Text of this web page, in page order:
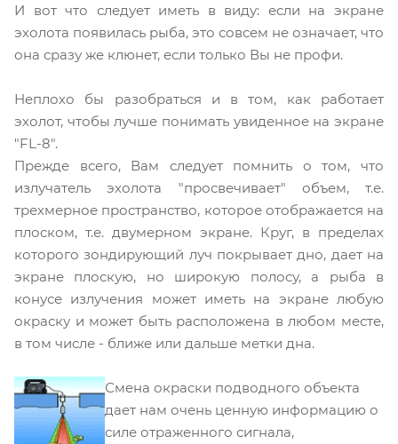
И вот что следует иметь в виду: если на экране
эхолота появилась рыба, это совсем не означает, что
она сразу же клюнет, если только Вы не профи.
Неплохо бы разобраться и в том, как работает
эхолот, чтобы лучше понимать увиденное на экране
"FL-8".
Прежде всего, Вам следует помнить о том, что
излучатель эхолота "просвечивает" объем, т.е.
трехмерное пространство, которое отображается на
плоском, т.е. двумерном экране. Круг, в пределах
которого зондирующий луч покрывает дно, дает на
экране плоскую, но широкую полосу, а рыба в
конусе излучения может иметь на экране любую
окраску и может быть расположена в любом месте,
в том числе - ближе или дальше метки дна.
Смена окраски подводного объекта
дает нам очень ценную информацию о
силе отраженного сигнала,